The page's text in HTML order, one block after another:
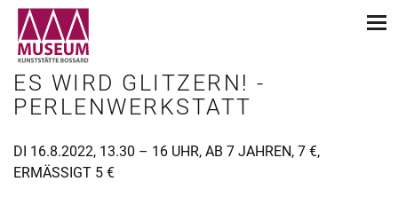
ES WIRD GLITZERN! -
PERLENWERKSTATT
DI 16.8.2022, 13.30 – 16 UHR, AB 7 JAHREN, 7 €,
ERMÄSSIGT 5 €